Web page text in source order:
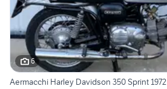
6
Aermacchi Harley Davidson 350 Sprint 1972